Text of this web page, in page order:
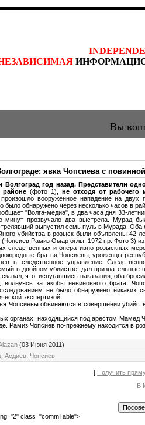
Вы
явка Чопсиева с повинной
Волгоград год назад. Представители
районе(фото 1), не отходя от рабочего
произошло вооруженное нападение на
было обнаружено через несколько часов в
"Волга-медиа",в два часа дня 33-
минут прозвучало два выстрела.
выпустил семь пуль в Мурада. Оба
убийства в розыск были объявлены 42-
Рамиз Омар оглы, 1972 г.р. Фото 3)
следственных и оперативно-розыскных
братья Чопсиевы, уроженцы
в следственное управление
в двойном убийстве, дал признательные
что, испугавшись наказания, оба
за якобы невиновного брата.
не было обнаружено никаких
экспертизой.
Чопсиевы обвиняются в совершении
органах, находящийся под арестом
Рамиз Чопсиев по-прежнему находится в
(03 Июня 2011)
,Асдиев Чопсиев
[ Получить
В
class="commTable">